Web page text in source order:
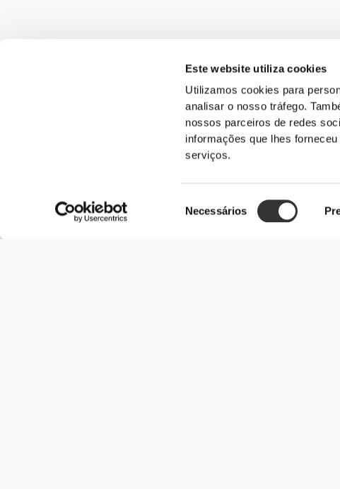
Este website utiliza cookies
Utilizamos cookies para
analisar o nosso tráfego.
nossos parceiros de redes
informações que lhes
serviços.
de
Necessários